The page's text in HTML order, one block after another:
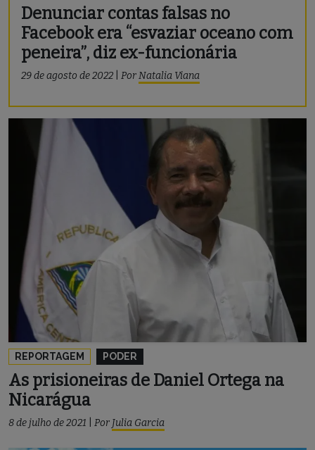
Denunciar contas falsas no
Facebook era “esvaziar oceano com
peneira”, diz ex-funcionária
29 de agosto de 2022 PorNatalia Viana
REPORTAGEM PODER
As prisioneiras de Daniel Ortega na
Nicarágua
8 de julho de 2021 Por Julia Garcia